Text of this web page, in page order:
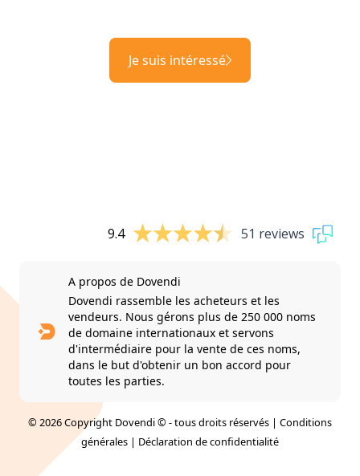
Je suis intéressé
9.4 51 reviews
A propos de Dovendi
Dovendi rassemble les acheteurs et les
vendeurs. Nous gérons plus de 250 000 noms
de domaine internationaux et servons
d'intermédiaire pour la vente de ces noms,
dans le but d'obtenir un bon accord pour
toutes les parties.
© 2026 Copyright Dovendi © - tous droits réservés | Conditions
générales | Déclaration de confidentialité